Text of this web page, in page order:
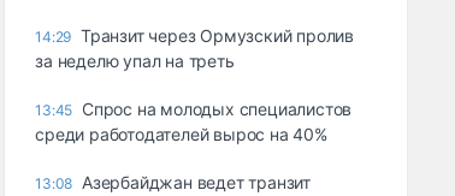
14:29 Транзит через Ормузский пролив
за неделю упал на треть
13:45 Спрос на молодых специалистов
среди работодателей вырос на 40%
13:08 Азербайджан ведет транзит